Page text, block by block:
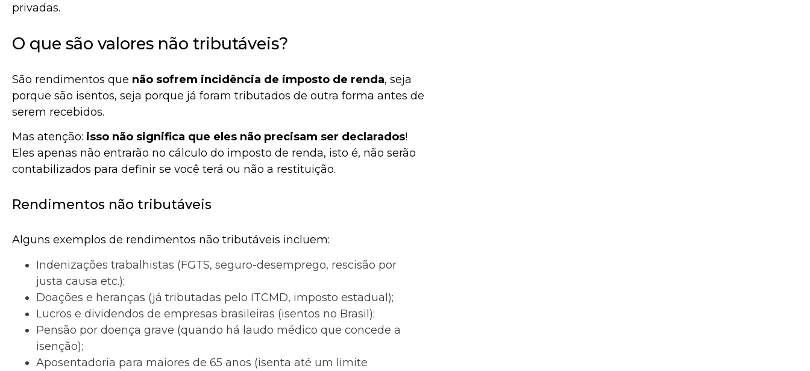
privadas.
O que são valores não tributáveis?
São rendimentos que não sofrem incidência de imposto de renda, seja
porque são isentos, seja porque já foram tributados de outra forma antes de
serem recebidos.
Mas atenção: isso não significa que eles não precisam ser declarados!
Eles apenas não entrarão no cálculo do imposto de renda, isto é, não serão
contabilizados para definir se você terá ou não a restituição.
Rendimentos não tributáveis
Alguns exemplos de rendimentos não tributáveis incluem:
Indenizações trabalhistas (FGTS, seguro-desemprego, rescisão por
justa causa etc.);
Doações e heranças (já tributadas pelo ITCMD, imposto estadual);
Lucros e dividendos de empresas brasileiras (isentos no Brasil);
Pensão por doença grave (quando há laudo médico que concede a
isenção);
Aposentadoria para maiores de 65 anos (isenta até um limite